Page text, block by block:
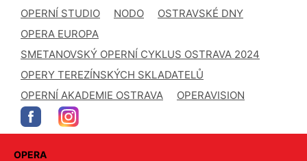
OPERNÍ STUDIO
NODO
OSTRAVSKÉ DNY
OPERA EUROPA
SMETANOVSKÝ OPERNÍ CYKLUS OSTRAVA 2024
OPERY TEREZÍNSKÝCH SKLADATELŮ
OPERNÍ AKADEMIE OSTRAVA
OPERAVISION
OPERA